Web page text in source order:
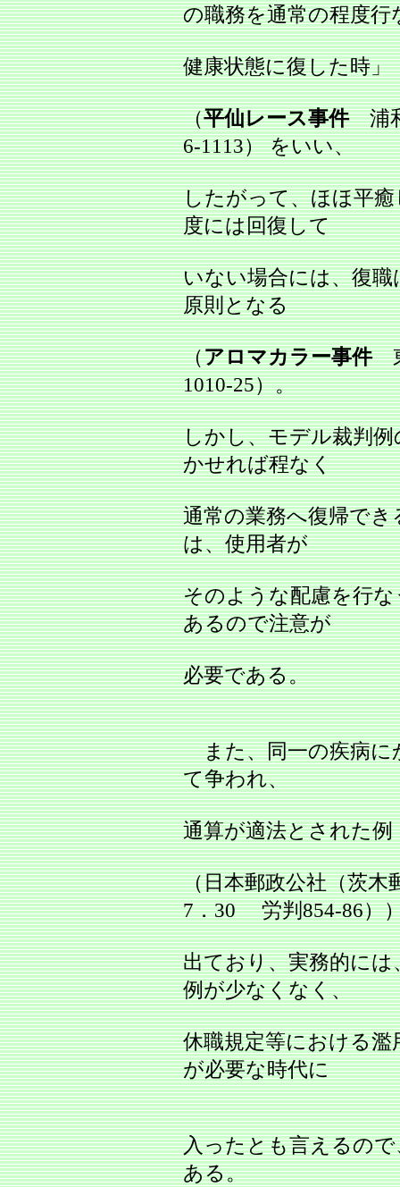
の職務を通常の程度行
健康状態に復した時」
（平仙レース事件浦和
6‐1113） をいい、
したがって、ほほ平
度には回復して
いない場合には、復
原則となる
（アロマカラー事件東
1010‐25）。
しかし、モデル裁判
かせれば程なく
通常の業務へ復帰で
は、使用者が
そのような配慮を行
あるので注意が
必要である。
また、同一の疾病に
て争われ、
通算が適法とされた例
（日本郵政公社（茨木
7．30 労判854‐86）
出ており、実務的に
例が少なくなく、
休職規定等における
が必要な時代に
入ったとも言えるの
ある。